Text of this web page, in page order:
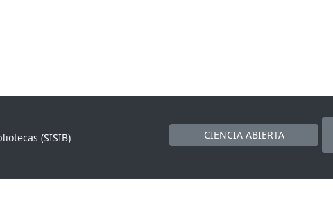
(SISIB)
CIENCIA ABIERTA